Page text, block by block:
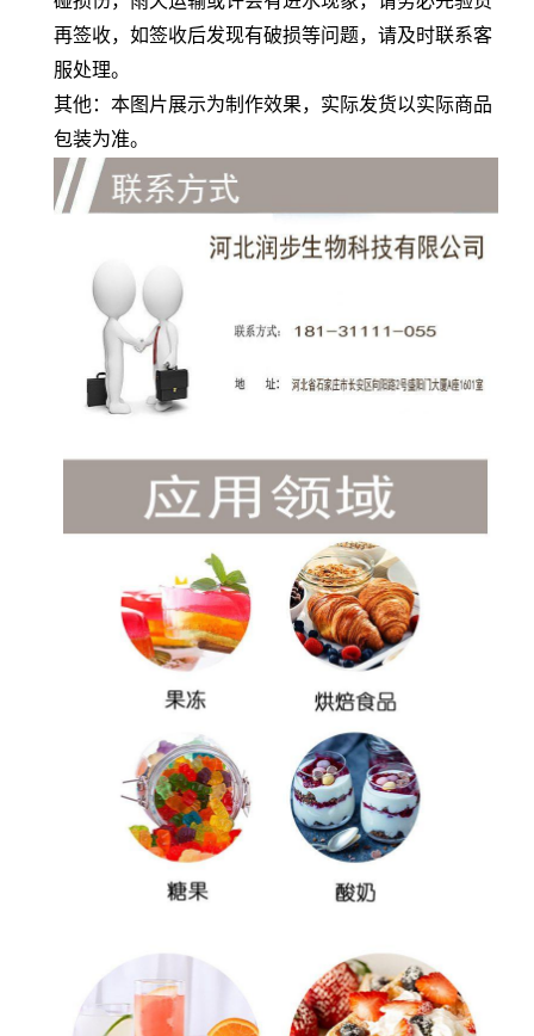
再签收，如签收后发现有破损等问题，请及时联系客
服处理。
其他：本图片展示为制作效果，实际发货以实际商品
包装为准。